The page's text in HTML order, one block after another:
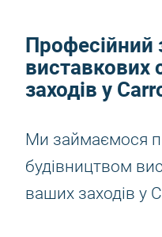
Професійний
виставкових
заходів у
Ми займаємося
будівництвом
ваших заходів у